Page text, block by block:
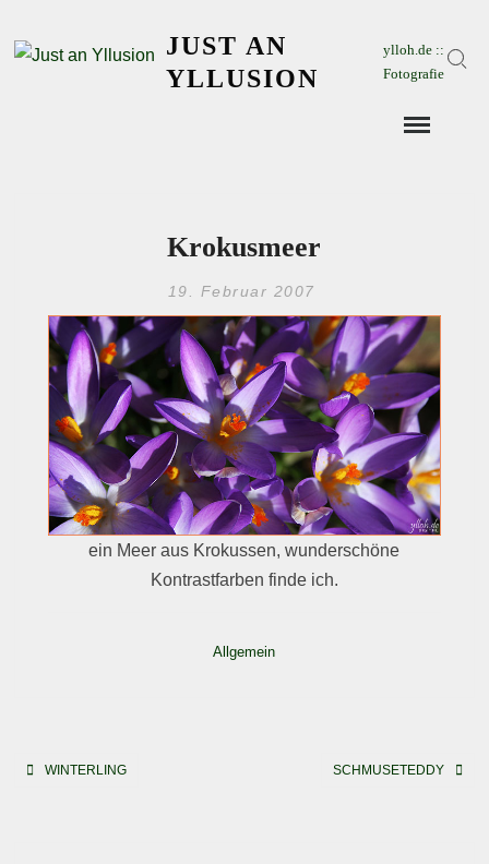
JUST AN
YLLUSION
ylloh.de ::
Fotografie
Krokusmeer
19. Februar 2007
ein Meer aus Krokussen, wunderschöne
Kontrastfarben finde ich.
Allgemein
Beitragsnavigation
WINTERLING SCHMUSETEDDY